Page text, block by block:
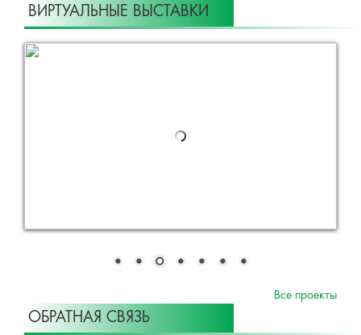
ВИРТУАЛЬНЫЕ ВЫСТАВКИ
Все проекты
ОБРАТНАЯ СВЯЗЬ